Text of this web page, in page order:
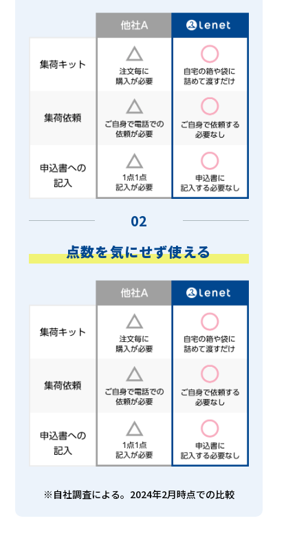
02
点数を気にせず使える
※自社調査による。2024年2月時点での比較